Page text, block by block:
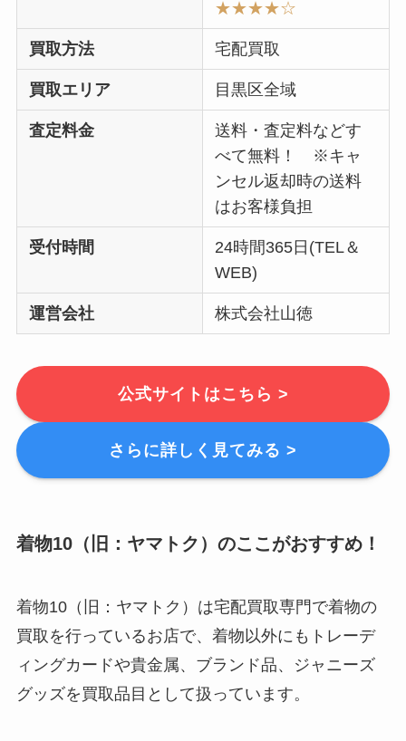
★★★★☆
買取方法 宅配買取
買取エリア 目黒区全域
査定料金
送料・査定料などす
べて無料！ ※キャ
ンセル返却時の送料
はお客様負担
受付時間
24時間365日(TEL＆
WEB)
運営会社 株式会社山徳
公式サイトはこちら >
さらに詳しく見てみる >
着物10（旧：ヤマトク）のここがおすすめ！
着物10（旧：ヤマトク）は宅配買取専門で着物の
買取を行っているお店で、着物以外にもトレーデ
ィングカードや貴金属、ブランド品、ジャニーズ
グッズを買取品目として扱っています。